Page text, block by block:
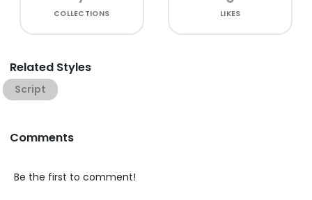
COLLECTIONS LIKES
Related Styles
Script
Comments
Be the first to comment!